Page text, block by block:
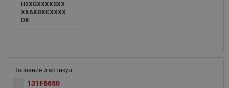
H2XGXXXXSXX
XXAXBXCXXXX
DX
131F6650